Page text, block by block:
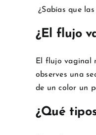
¿Sabías que
¿El flujo
El flujo vaginal
observes una
de un color un
¿Qué